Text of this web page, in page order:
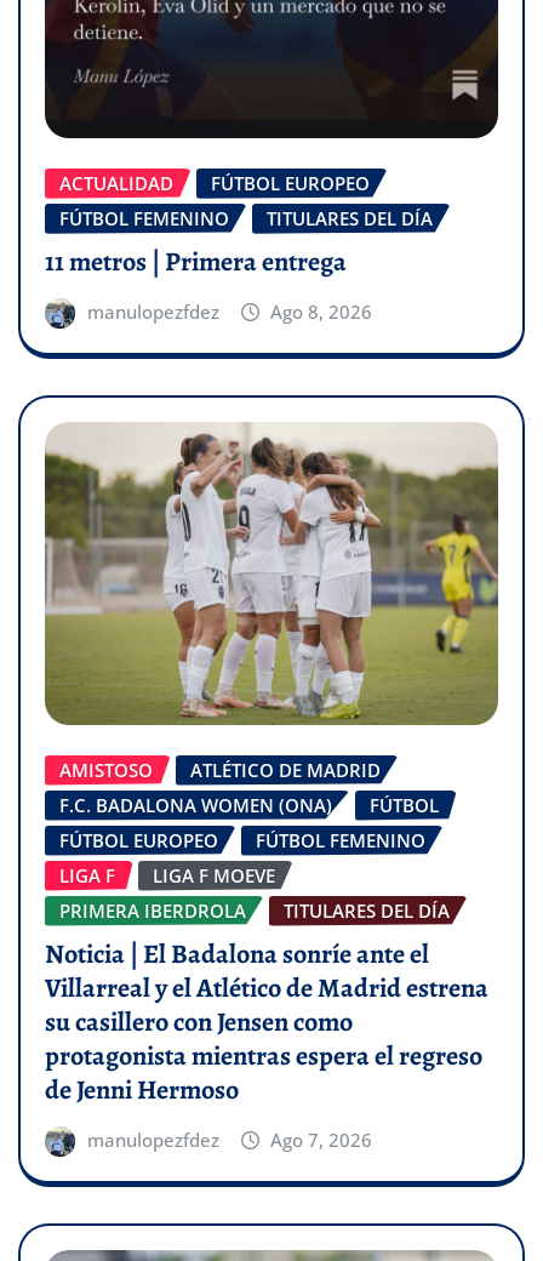
ACTUALIDAD
FÚTBOL EUROPEO
FÚTBOL FEMENINO
TITULARES DEL DÍA
11 metros | Primera entrega
manulopezfdez Ago 8, 2026
AMISTOSO
ATLÉTICO DE MADRID
F.C. BADALONA WOMEN (ONA)
FÚTBOL
FÚTBOL EUROPEO
FÚTBOL FEMENINO
LIGA F
LIGA F MOEVE
PRIMERA IBERDROLA
TITULARES DEL DÍA
Noticia | El Badalona sonríe ante el
Villarreal y el Atlético de Madrid estrena
su casillero con Jensen como
protagonista mientras espera el regreso
de Jenni Hermoso
manulopezfdez Ago 7, 2026